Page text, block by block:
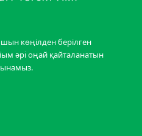
шын көңілден берілген
әрі оңай қайталанатын